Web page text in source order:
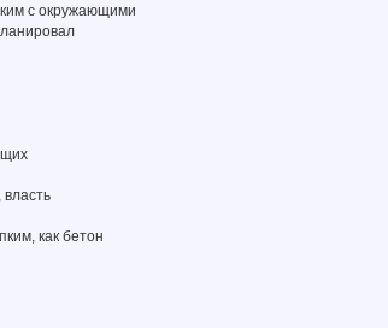
с окружающими
как бетон